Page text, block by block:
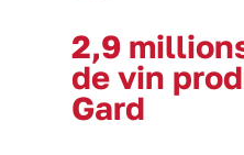
2,9
de vin
Gard